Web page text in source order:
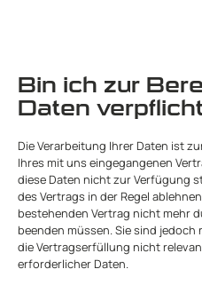
Bin ich zur
Daten
Die Verarbeitung Ihrer Daten ist
Ihres mit uns eingegangenen
diese Daten nicht zur Verfügung
des Vertrags in der Regel
bestehenden Vertrag nicht mehr
beenden müssen. Sie sind
die Vertragserfüllung nicht
erforderlicher Daten.